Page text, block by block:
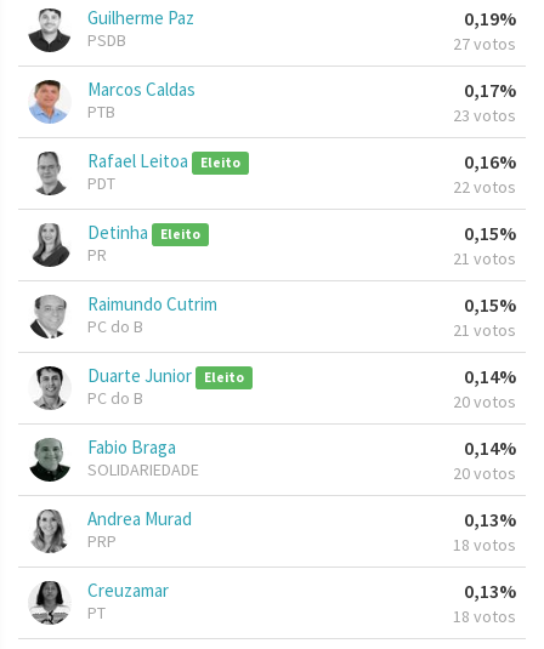
Guilherme Paz
PSDB
0,19%
27 votos
Marcos Caldas
PTB
0,17%
23 votos
Rafael Leitoa Eleito
PDT
0,16%
22 votos
Detinha Eleito
PR
0,15%
21 votos
Raimundo Cutrim
PC do B
0,15%
21 votos
Duarte Junior Eleito
PC do B
0,14%
20 votos
Fabio Braga
SOLIDARIEDADE
0,14%
20 votos
Andrea Murad
PRP
0,13%
18 votos
Creuzamar
PT
0,13%
18 votos